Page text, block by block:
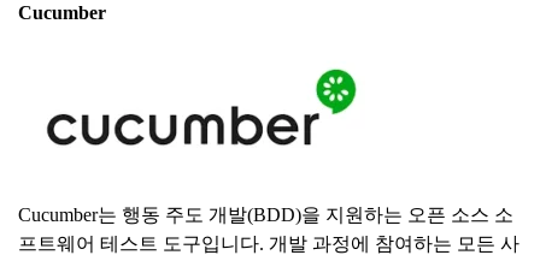
Cucumber
Cucumber는 행동 주도 개발(BDD)을 지원하는 오픈 소스 소
프트웨어 테스트 도구입니다. 개발 과정에 참여하는 모든 사